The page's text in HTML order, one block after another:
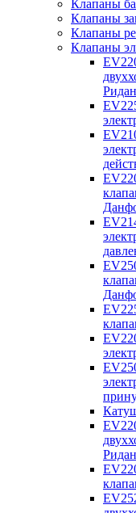
Клапаны
Клапаны
Клапаны
Клапаны
Ридан
Ридан